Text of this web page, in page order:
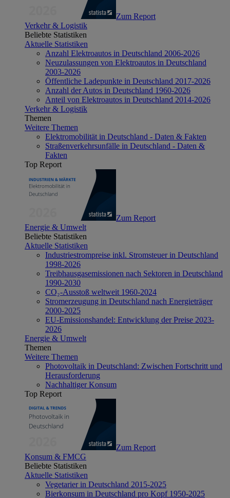
Zum Report
Verkehr & Logistik
Beliebte Statistiken
Aktuelle Statistiken
Anzahl Elektroautos in Deutschland 2006-2026
Neuzulassungen von Elektroautos in Deutschland
2003-2026
Öffentliche Ladepunkte in Deutschland 2017-2026
Anzahl der Autos in Deutschland 1960-2026
Anteil von Elektroautos in Deutschland 2014-2026
Verkehr & Logistik
Themen
Weitere Themen
Elektromobilität in Deutschland - Daten & Fakten
Straßenverkehrsunfälle in Deutschland - Daten &
Fakten
Top Report
Zum Report
Energie & Umwelt
Beliebte Statistiken
Aktuelle Statistiken
Industriestrompreise inkl. Stromsteuer in Deutschland
1998-2026
Treibhausgasemissionen nach Sektoren in Deutschland
1990-2030
CO₂-Ausstoß weltweit 1960-2024
Stromerzeugung in Deutschland nach Energieträger
2000-2025
EU-Emissionshandel: Entwicklung der Preise 2023-
2026
Energie & Umwelt
Themen
Weitere Themen
Photovoltaik in Deutschland: Zwischen Fortschritt und
Herausforderung
Nachhaltiger Konsum
Top Report
Zum Report
Konsum & FMCG
Beliebte Statistiken
Aktuelle Statistiken
Vegetarier in Deutschland 2015-2025
Bierkonsum in Deutschland pro Kopf 1950-2025